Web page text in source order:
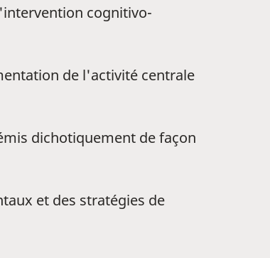
cognitivo-
de l'activité centrale
dichotiquement de façon
et des stratégies de